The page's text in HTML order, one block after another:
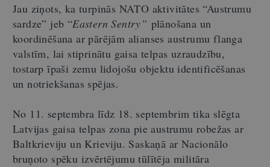
Jau ziņots, ka turpinās NATO aktivitātes “Austrumu
sardze” jeb “Eastern Sentry” plānošana un
koordinēšana ar pārējām alianses austrumu flanga
valstīm, lai stiprinātu gaisa telpas uzraudzību,
tostarp īpaši zemu lidojošu objektu identificēšanas
un notriekšanas spējas.
No 11. septembra līdz 18. septembrim tika slēgta
Latvijas gaisa telpas zona pie austrumu robežas ar
Baltkrieviju un Krieviju. Saskaņā ar Nacionālo
bruņoto spēku izvērtējumu tūlītēja militāra